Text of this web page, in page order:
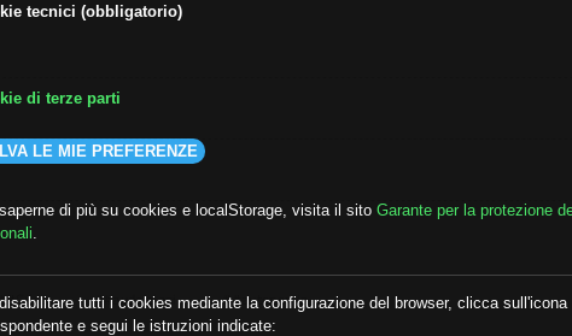
##Gilda ##audoizioni ##autonomia
tecnici (obbligatorio)
di terze parti
LE MIE PREFERENZE
di più su cookies e localStorage, visita il sito Garante per la protezione
tutti i cookies mediante la configurazione del browser, clicca sull'icona
e segui le istruzioni indicate: